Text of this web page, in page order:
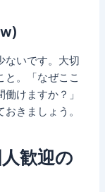
ないです。大切
と。「なぜここ
けますか？」
きましょう。
歓迎の